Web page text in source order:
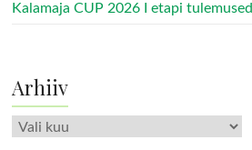
Kalamaja CUP 2026 I etapi tulemused
Arhiiv
Arhiiv